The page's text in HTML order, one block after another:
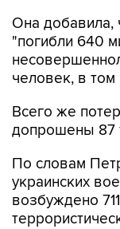
Она добавила,
"погибли 640
человек, в том
Всего же
допрошены 87
По словам
украинских
возбуждено